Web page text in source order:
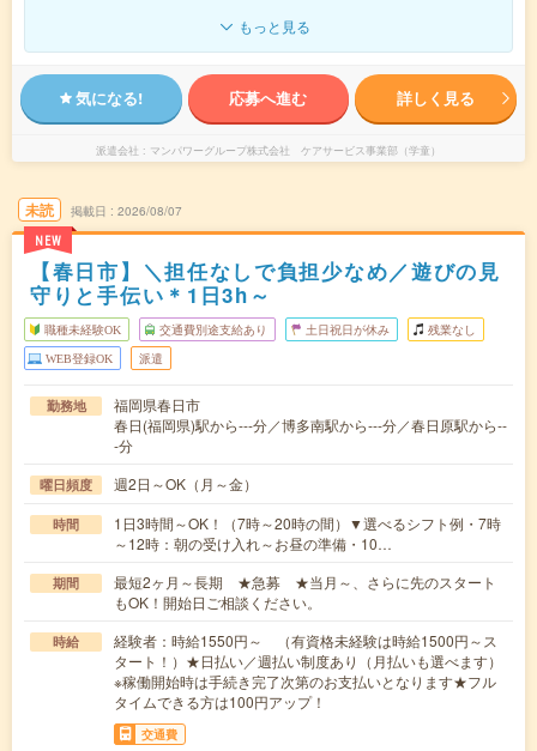
もっと見る
気になる! 応募へ進む 詳しく見る
派遣会社 マンパワーグループ株式会社 ケアサービス事業部（学童）
未読
NEW
掲載日 2026/08/07
【春日市】＼担任なしで負担少なめ／遊びの見
守りと手伝い＊1日3h～
職種未経験OK 交通費別途支給あり 土日祝日が休み 残業なし
WEB登録OK 派遣
勤務地
福岡県春日市
春日(福岡県)駅から---分／博多南駅から---分／春日原駅から--
-分
曜日頻度 週2日～OK（月～金）
時間
1日3時間～OK！（7時～20時の間）▼選べるシフト例・7時
～12時：朝の受け入れ～お昼の準備・10…
期間
最短2ヶ月～長期 ★急募 ★当月～、さらに先のスタート
もOK！開始日ご相談ください。
時給
経験者：時給1550円～ （有資格未経験は時給1500円～ス
タート！）★日払い／週払い制度あり（月払いも選べます）
※稼働開始時は手続き完了次第のお支払いとなります★フル
タイムできる方は100円アップ！
交通費